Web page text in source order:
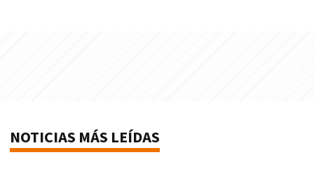
NOTICIAS MÁS LEÍDAS